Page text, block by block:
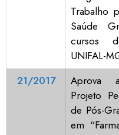
Trabalho
Saúde
cursos
UNIFAL-
21/2017
Aprova
Projeto
de Pós-
em